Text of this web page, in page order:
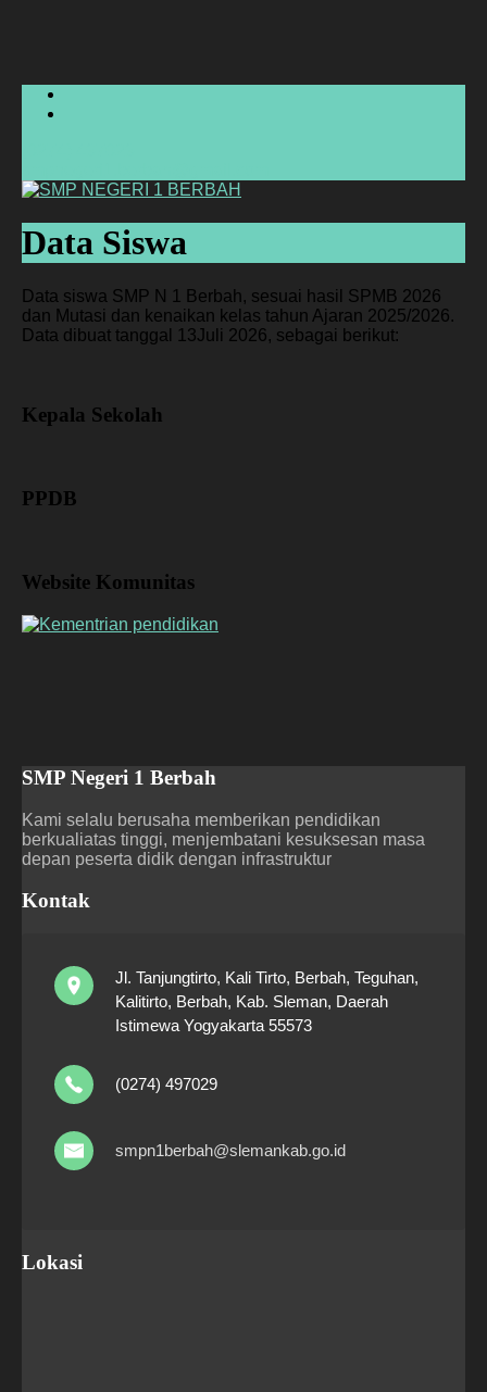
Data Siswa
Data siswa SMP N 1 Berbah, sesuai hasil SPMB 2026
dan Mutasi dan kenaikan kelas tahun Ajaran 2025/2026.
Data dibuat tanggal 13Juli 2026, sebagai berikut:
Kepala Sekolah
PPDB
Website Komunitas
SMP Negeri 1 Berbah
Kami selalu berusaha memberikan pendidikan
berkualiatas tinggi, menjembatani kesuksesan masa
depan peserta didik dengan infrastruktur
Kontak
Jl. Tanjungtirto, Kali Tirto, Berbah, Teguhan,
Kalitirto, Berbah, Kab. Sleman, Daerah
Istimewa Yogyakarta 55573
(0274) 497029
smpn1berbah@slemankab.go.id
Lokasi